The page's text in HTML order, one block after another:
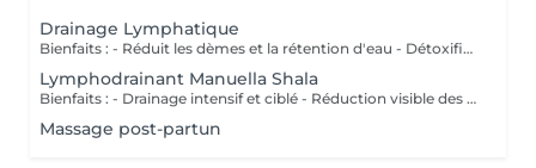
Drainage Lymphatique
Bienfaits : - Réduit les dèmes et la rétention d'eau - Détoxifie l'organisme - Améliore la circulation lymphatique - Soulage la sensation de jambes lourdes - Favorise la récupération postopératoire
Lymphodrainant Manuella Shala
Bienfaits : - Drainage intensif et ciblé - Réduction visible des gonflements - Amélioration du contour corporel - Sensation immédiate de légèreté
Massage post-partun